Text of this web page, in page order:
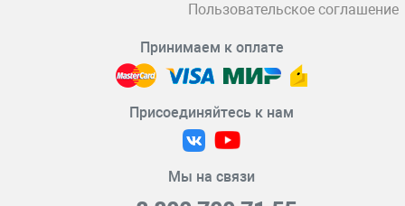
Пользовательское соглашение
Принимаем к оплате
Присоединяйтесь к нам
Мы на связи